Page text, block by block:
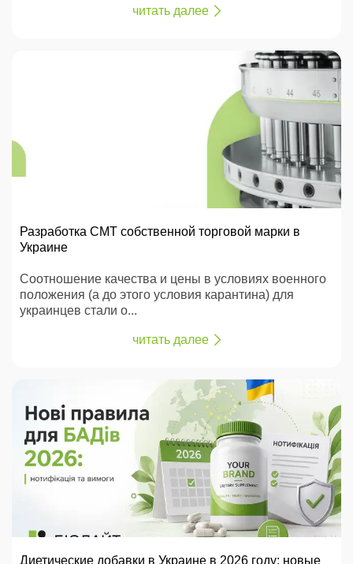
читать далее
Разработка СМТ собственной торговой марки в
Украине
Соотношение качества и цены в условиях военного
положения (а до этого условия карантина) для
украинцев стали о...
читать далее
Диетические добавки в Украине в 2026 году: новые